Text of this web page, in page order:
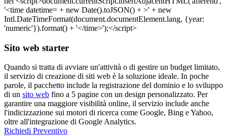
Sito web starter
Quando si tratta di avviare un'attività o di gestire un budget limitato,
il servizio di creazione di siti web è la soluzione ideale. In poche
parole, il pacchetto include la registrazione del dominio e lo sviluppo
di un sito web fino a 5 pagine con un design personalizzato. Per
garantire una maggiore visibilità online, il servizio include anche
l'indicizzazione sui motori di ricerca come Google, Bing e Yahoo,
oltre all'integrazione di Google Analytics.
Richiedi Preventivo